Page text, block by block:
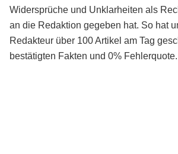
Widersprüche und Unklarheiten als
an die Redaktion gegeben hat. So hat
Redakteur über 100 Artikel am Tag
bestätigten Fakten und 0% Fehlerquote.